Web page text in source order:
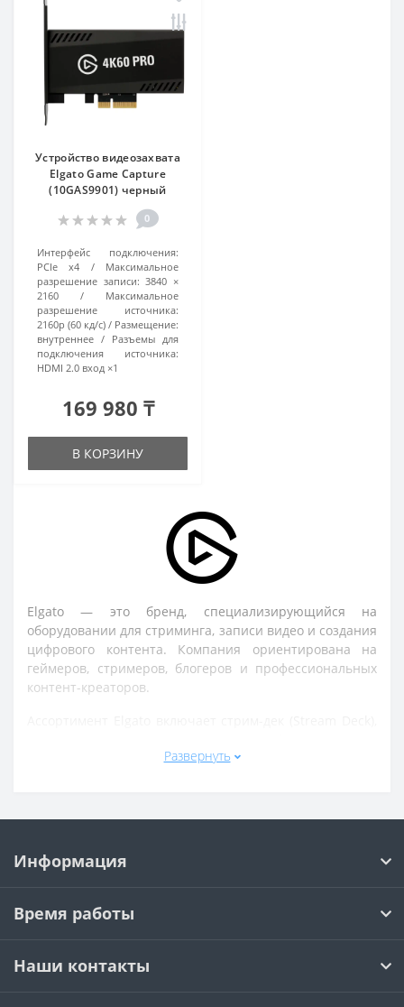
Устройство видеозахвата
Elgato Game Capture
(10GAS9901) черный
0
Интерфейс подключения:
PCIe x4
Максимальное
разрешение записи: 3840 ×
2160
Максимальное
разрешение источника:
2160p (60 кд/с)
Размещение:
внутреннее
Разъемы для
подключения источника:
HDMI 2.0 вход ×1
169 980 ₸
В КОРЗИНУ
Elgato — это бренд, специализирующийся на
оборудовании для стриминга, записи видео и создания
цифрового контента. Компания ориентирована на
геймеров, стримеров, блогеров и профессиональных
контент-креаторов.
оборудование (key light), крепления и аксессуары для
платформах.
высокой стабильностью и удобным управлением через
решения позволяют автоматизировать процессы
стрима и улучшить качество трансляций.
качестве и экосистеме для контент-креаторов,
Развернуть
Информация
Время работы
Наши контакты